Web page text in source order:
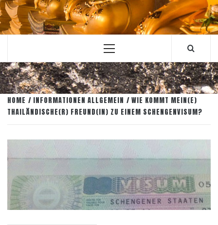
Primary
HOME INFORMATIONEN ALLGEMEIN
WIE KOMMT MEIN(E)
THAILÄNDISCHE(R) FREUND(IN) ZU EINEM SCHENGENVISUM?